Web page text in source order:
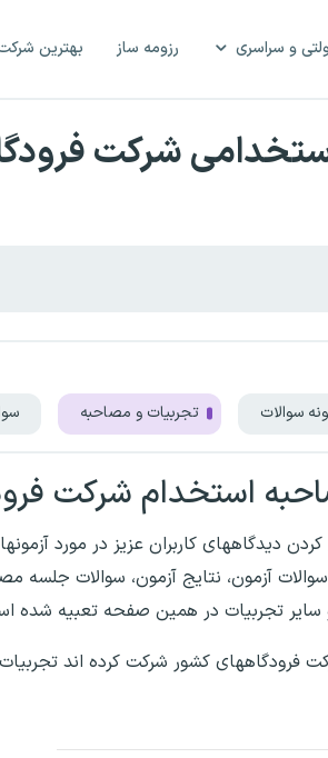
و سراسری رزومه ساز بهترین
شرکت
سوالات تجربیات و مصاحبه
استخدام شرکت
کردن دیدگاههای کاربران عزیز در مورد
آزمون، نتایج آزمون، سوالات جلسه
و سایر تجربیات در همین صفحه تعبیه
فرودگاههای کشور شرکت کرده اند